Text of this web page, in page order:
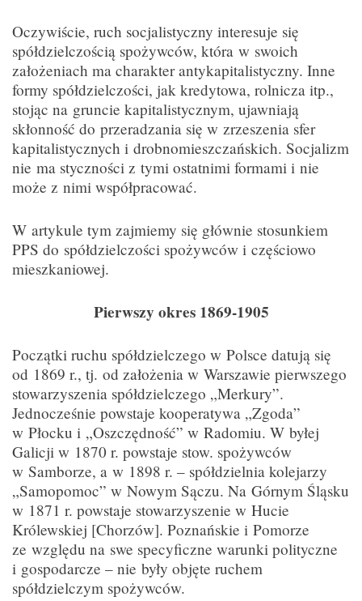
Oczywiście, ruch socjalistyczny interesuje się
spółdzielczością spożywców, która w swoich
założeniach ma charakter antykapitalistyczny. Inne
formy spółdzielczości, jak kredytowa, rolnicza itp.,
stojąc na gruncie kapitalistycznym, ujawniają
skłonność do przeradzania się w zrzeszenia sfer
kapitalistycznych i drobnomieszczańskich. Socjalizm
nie ma styczności z tymi ostatnimi formami i nie
może z nimi współpracować.
W artykule tym zajmiemy się głównie stosunkiem
PPS do spółdzielczości spożywców i częściowo
mieszkaniowej.
Pierwszy okres 1869-1905
Początki ruchu spółdzielczego w Polsce datują się
od 1869 r., tj. od założenia w Warszawie pierwszego
stowarzyszenia spółdzielczego „Merkury”.
Jednocześnie powstaje kooperatywa „Zgoda”
w Płocku i „Oszczędność” w Radomiu. W byłej
Galicji w 1870 r. powstaje stow. spożywców
w Samborze, a w 1898 r. – spółdzielnia kolejarzy
„Samopomoc” w Nowym Sączu. Na Górnym Śląsku
w 1871 r. powstaje stowarzyszenie w Hucie
Królewskiej [Chorzów]. Poznańskie i Pomorze
ze względu na swe specyficzne warunki polityczne
i gospodarcze – nie były objęte ruchem
spółdzielczym spożywców.